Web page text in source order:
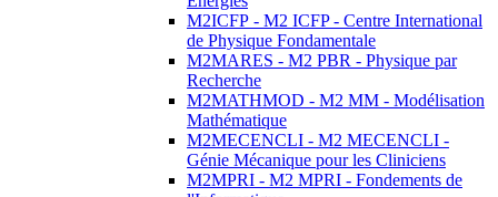
M2ICFP - M2 ICFP - Centre International
de Physique Fondamentale
M2MARES - M2 PBR - Physique par
Recherche
M2MATHMOD - M2 MM - Modélisation
Mathématique
M2MECENCLI - M2 MECENCLI -
Génie Mécanique pour les Cliniciens
M2MPRI - M2 MPRI - Fondements de